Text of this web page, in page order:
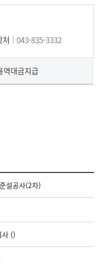
처 043-835-3332
역대금지급
설공사(2차)
사 ()